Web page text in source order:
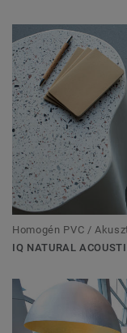
Homogén PVC /
IQ NATURAL